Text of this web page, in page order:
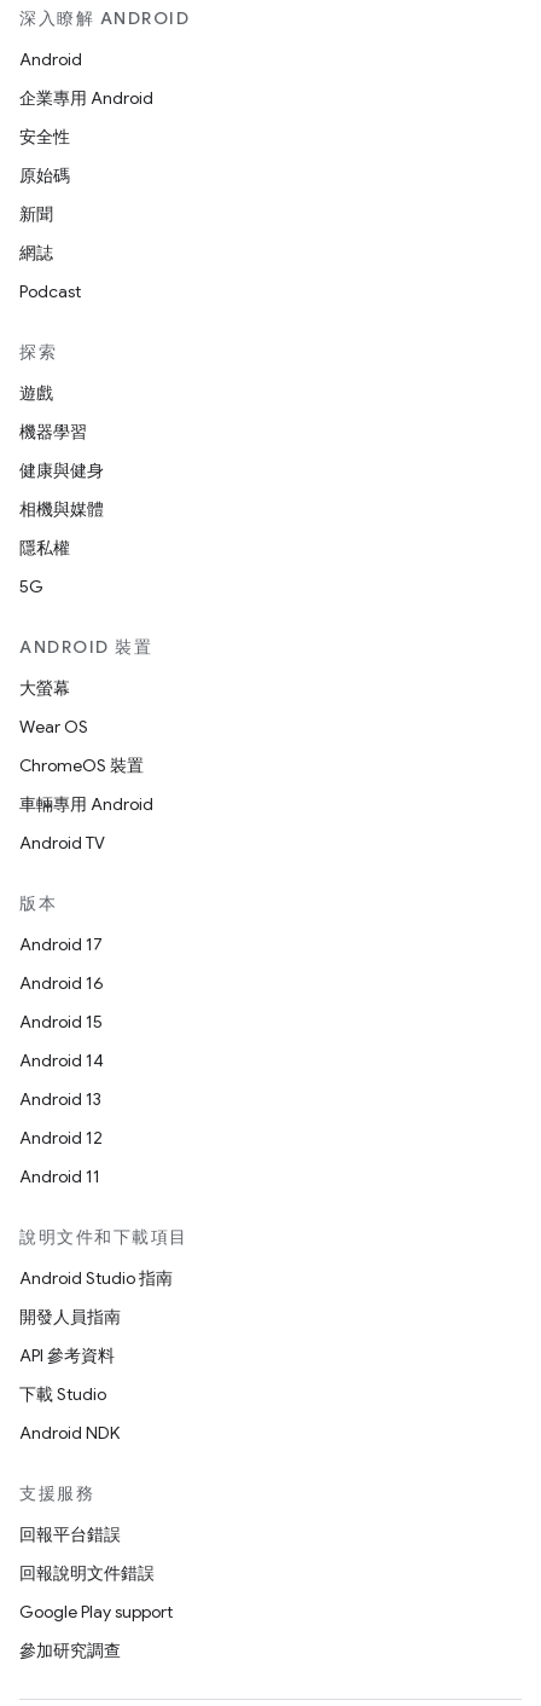
深入瞭解 ANDROID
Android
企業專用 Android
安全性
原始碼
新聞
網誌
Podcast
探索
遊戲
機器學習
健康與健身
相機與媒體
隱私權
5G
ANDROID 裝置
大螢幕
Wear OS
ChromeOS 裝置
車輛專用 Android
Android TV
版本
Android 17
Android 16
Android 15
Android 14
Android 13
Android 12
Android 11
說明文件和下載項目
Android Studio 指南
開發人員指南
API 參考資料
下載 Studio
Android NDK
支援服務
回報平台錯誤
回報說明文件錯誤
Google Play support
參加研究調查